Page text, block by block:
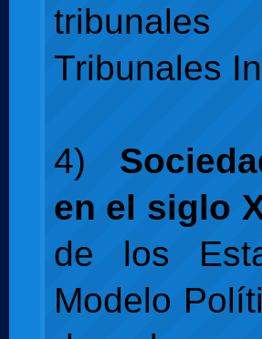
Tribunales
4)
en el siglo
de los
Modelo